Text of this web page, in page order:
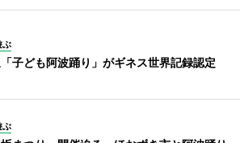
ぶ
子ども阿波踊り」がギネス世界記録認定
ぶ